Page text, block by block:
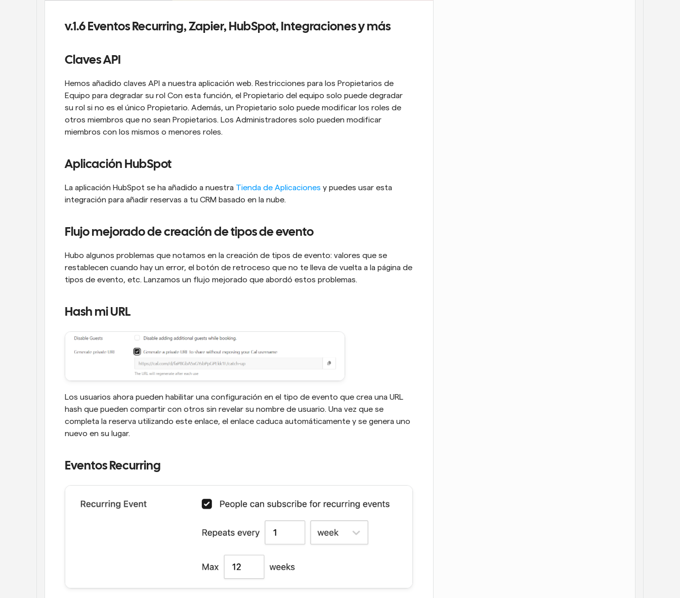
v.1.6 Eventos Recurring, Zapier, HubSpot, Integraciones y más
Claves API
Hemos añadido claves API a nuestra aplicación web. Restricciones para los Propietarios de
Equipo para degradar su rol Con esta función, el Propietario del equipo solo puede degradar
su rol si no es el único Propietario. Además, un Propietario solo puede modificar los roles de
otros miembros que no sean Propietarios. Los Administradores solo pueden modificar
miembros con los mismos o menores roles.
Aplicación HubSpot
La aplicación HubSpot se ha añadido a nuestra Tienda de Aplicaciones y puedes usar esta
integración para añadir reservas a tu CRM basado en la nube.
Flujo mejorado de creación de tipos de evento
Hubo algunos problemas que notamos en la creación de tipos de evento: valores que se
restablecen cuando hay un error, el botón de retroceso que no te lleva de vuelta a la página de
tipos de evento, etc. Lanzamos un flujo mejorado que abordó estos problemas.
Hash mi URL
Los usuarios ahora pueden habilitar una configuración en el tipo de evento que crea una URL
hash que pueden compartir con otros sin revelar su nombre de usuario. Una vez que se
completa la reserva utilizando este enlace, el enlace caduca automáticamente y se genera uno
nuevo en su lugar.
Eventos Recurring